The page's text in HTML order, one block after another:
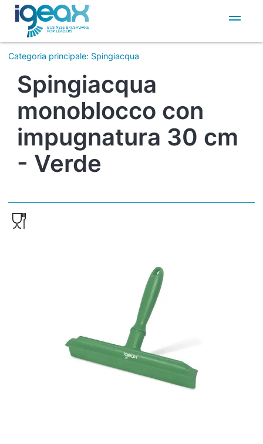
IT
EN
Categoria principale: Spingiacqua
Spingiacqua
monoblocco con
impugnatura 30 cm
- Verde